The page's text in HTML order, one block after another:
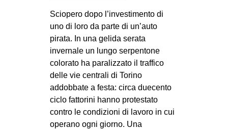
Sciopero dopo l’investimento di
uno di loro da parte di un’auto
pirata. In una gelida serata
invernale un lungo serpentone
colorato ha paralizzato il traffico
delle vie centrali di Torino
addobbate a festa: circa duecento
ciclo fattorini hanno protestato
contro le condizioni di lavoro in cui
operano ogni giorno. Una